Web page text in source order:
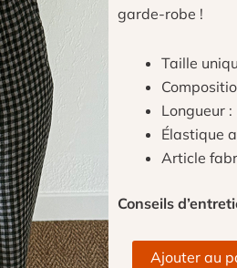
garde-robe !
Taille
Longueur
Élastique
Article
Conseils
quantitéAjouter au